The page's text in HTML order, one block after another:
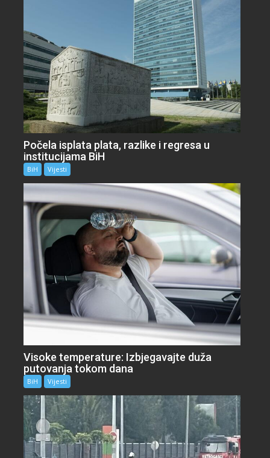
Počela isplata plata, razlike i regresa u
institucijama BiH
BiH Vijesti
Visoke temperature: Izbjegavajte duža
putovanja tokom dana
BiH Vijesti